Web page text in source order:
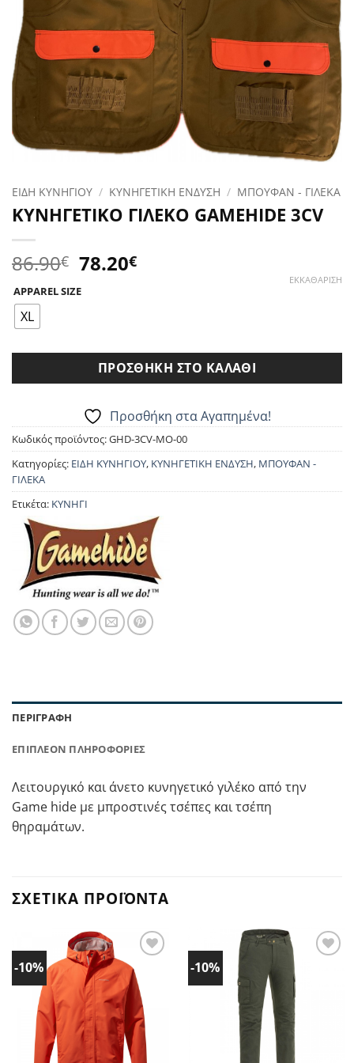
ΕΙΔΗ ΚΥΝΗΓΙΟΥ / ΚΥΝΗΓΕΤΙΚΗ ΕΝΔΥΣΗ / ΜΠΟΥΦΑΝ - ΓΙΛΕΚΑ
ΚΥΝΗΓΕΤΙΚΟ ΓΙΛΕΚΟ GAMEHIDE 3CV
86.90€ Original
price
was:
78.20€Η
APPAREL SIZE
XL
ΕΚΚΑΘΆΡΙΣΗ
ΠΡΟΣΘΉΚΗ ΣΤΟ ΚΑΛΆΘΙ
Προσθήκη στα Αγαπημένα!
Κωδικός προϊόντος:GHD-3CV-MO-00
Κατηγορίες: ΕΙΔΗ ΚΥΝΗΓΙΟΥ, ΚΥΝΗΓΕΤΙΚΗ ΕΝΔΥΣΗ, ΜΠΟΥΦΑΝ -
ΓΙΛΕΚΑ
Ετικέτα: ΚΥΝΗΓΙ
ΠΕΡΙΓΡΑΦΉ
ΕΠΙΠΛΈΟΝ ΠΛΗΡΟΦΟΡΊΕΣ
Λειτουργικό και άνετο κυνηγετικό γιλέκο από την
Game hide με μπροστινές τσέπες και τσέπη
θηραμάτων.
ΣΧΕΤΙΚΆ ΠΡΟΪΌΝΤΑ
-10%
Προσθήκη
στα
Αγαπημένα!
-10%
Προσθήκη
Αγαπημένα!